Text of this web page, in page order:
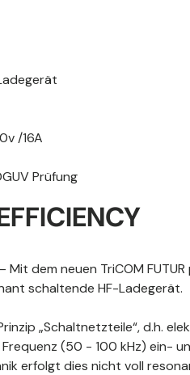
/16A
Prüfung
– Mit dem neuen TriCOM
schaltende HF-Ladegerät.
„Schaltnetzteile“, d.h.
(50 - 100 kHz) ein-
erfolgt dies nicht voll